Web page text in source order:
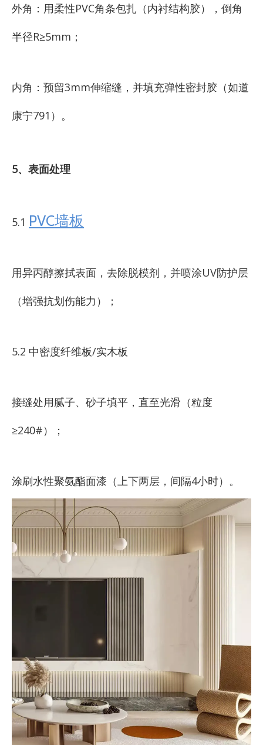
外角：用柔性PVC角条包扎（内衬结构胶），倒角
半径R≥5mm；
内角：预留3mm伸缩缝，并填充弹性密封胶（如道
康宁791）。
5、表面处理
5.1 PVC墙板
用异丙醇擦拭表面，去除脱模剂，并喷涂UV防护层
（增强抗划伤能力）；
5.2 中密度纤维板/实木板
接缝处用腻子、砂子填平，直至光滑（粒度
≥240#）；
涂刷水性聚氨酯面漆（上下两层，间隔4小时）。